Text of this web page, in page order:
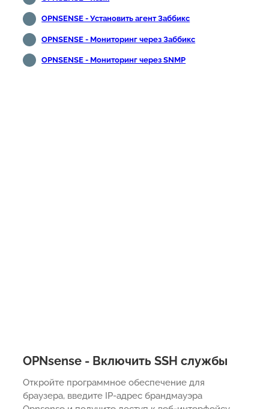
OPNSENSE - Установить агент Заббикс
OPNSENSE - Мониторинг через Заббикс
OPNSENSE - Мониторинг через SNMP
OPNsense - Включить SSH службы
Откройте программное обеспечение для
браузера, введите IP-адрес брандмауэра